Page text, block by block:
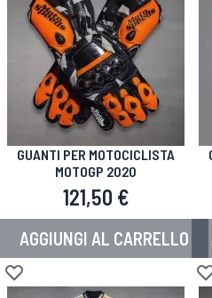
GUANTI PER MOTOCICLISTA
MOTOGP 2020
121,50 €
AGGIUNGI AL CARRELLO
Aggiungi alla lista desideri